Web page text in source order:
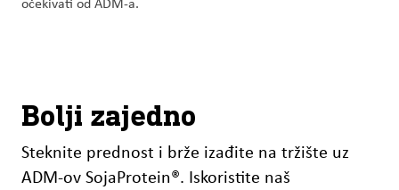
očekivati od ADM-a.
Bolji zajedno
Steknite prednost i brže izađite na tržište uz
ADM-ov SojaProtein®. Iskoristite naš